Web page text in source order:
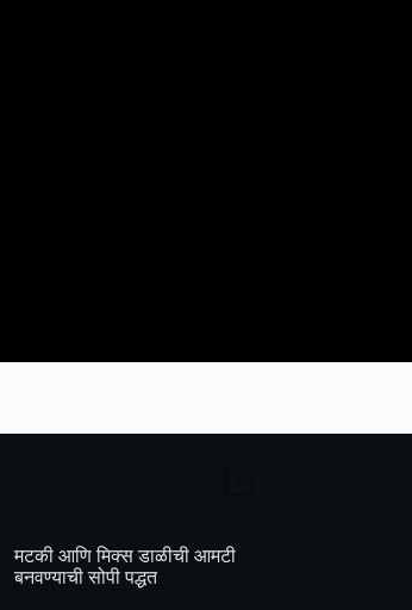
मटकी आणि मिक्स डाळीची आमटी
बनवण्याची सोपी पद्धत